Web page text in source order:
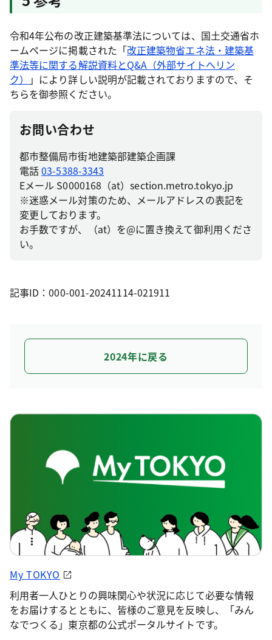
令和4年公布の改正建築基準法については、国土交通省ホ
ームページに掲載された「改正建築物省エネ法・建築基
準法等に関する解説資料とQ&A（外部サイトへリン
ク）
」により詳しい説明が記載されておりますので、そ
ちらを御参照ください。
お問い合わせ
都市整備局市街地建築部建築企画課
電話03-5388-3343
Eメール S0000168（at）section.metro.tokyo.jp
※迷惑メール対策のため、メールアドレスの表記を
変更しております。
お手数ですが、（at）を@に置き換えて御利用くださ
い。
記事ID：000-001-20241114-021911
2024年に戻る
My TOKYO
利用者一人ひとりの興味関心や状況に応じて必要な情報
をお届けするとともに、皆様のご意見を反映し、「みん
なでつくる」東京都の公式ポータルサイトです。